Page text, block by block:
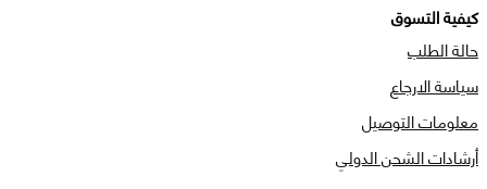
كيفية التسوق
حالة الطلب
سياسة الارجاع
معلومات التوصيل
أرشادات الشحن الدولي